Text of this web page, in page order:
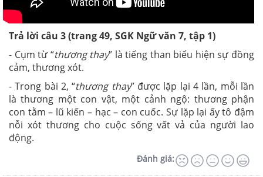
Trả lời câu 3 (trang 49, SGK Ngữ văn 7, tập 1)
- Cụm từ “thương thay” là tiếng than biểu hiện sự đồng
cảm, thương xót.
- Trong bài 2, “thương thay” được lặp lại 4 lần, mỗi lần
là thương một con vật, một cảnh ngộ: thương phận
con tằm – lũ kiến – hạc – con cuốc. Sự lặp lại ấy tô đậm
nỗi xót thương cho cuộc sống vất vả của người lao
động.
Đánh giá: